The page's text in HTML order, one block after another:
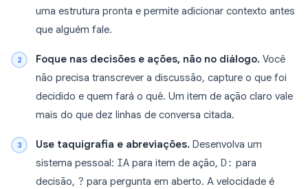
uma estrutura pronta e permite adicionar contexto antes
que alguém fale.
Foque nas decisões e ações, não no diálogo. Você
não precisa transcrever a discussão, capture o que foi
decidido e quem fará o quê. Um item de ação claro vale
mais do que dez linhas de conversa citada.
Use taquigrafia e abreviações. Desenvolva um
sistema pessoal: IA para item de ação, D: para
decisão, ? para pergunta em aberto. A velocidade é